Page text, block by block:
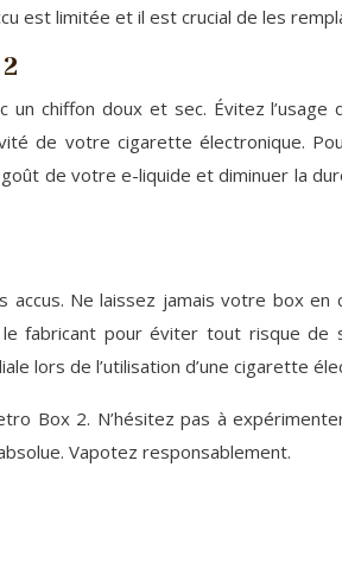
est limitée et il est crucial de les
chiffon doux et sec. Évitez
de votre cigarette électronique.
de votre e-liquide et diminuer la
Ne laissez jamais votre box
fabricant pour éviter tout risque de
lors de l’utilisation d’une cigarette
Box 2. N’hésitez pas à
Vapotez responsablement.